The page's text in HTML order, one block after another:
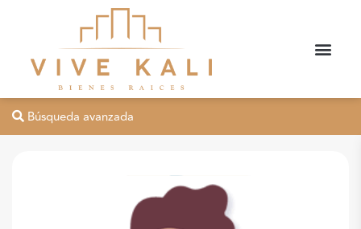
Búsqueda avanzada